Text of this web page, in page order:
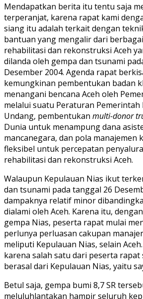
Mendapatkan berita itu tentu saja
terperanjat, karena rapat kami
siang itu adalah terkait dengan
bantuan yang mengalir dari
rehabilitasi dan rekonstruksi Aceh
dilanda oleh gempa dan tsunami
Desember 2004. Agenda rapat
kemungkinan pembentukan badan
menangani bencana Aceh oleh
melalui suatu Peraturan Pemerintah
Undang, pembentukan multi-donor
Dunia untuk menampung dana
mancanegara, dan pola manajemen
fleksibel untuk percepatan
rehabilitasi dan rekonstruksi Aceh.
Walaupun Kepulauan Nias ikut
dan tsunami pada tanggal 26
dampaknya relatif minor
dialami oleh Aceh. Karena itu,
gempa Nias, peserta rapat mulai
perlunya perluasan cakupan
meliputi Kepulauan Nias, selain
karena salah satu dari peserta rapat
berasal dari Kepulauan Nias, yaitu
Betul saja, gempa bumi 8,7 SR
meluluhlantakan hampir seluruh